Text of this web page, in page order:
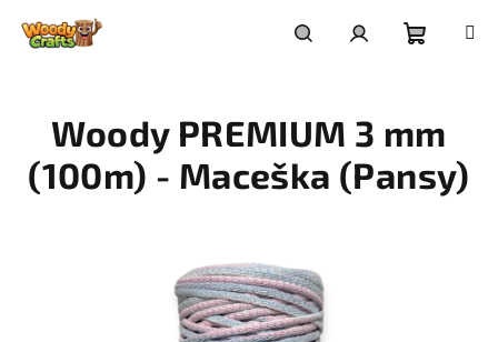
košík
Woody PREMIUM 3 mm
(100m) - Maceška (Pansy)